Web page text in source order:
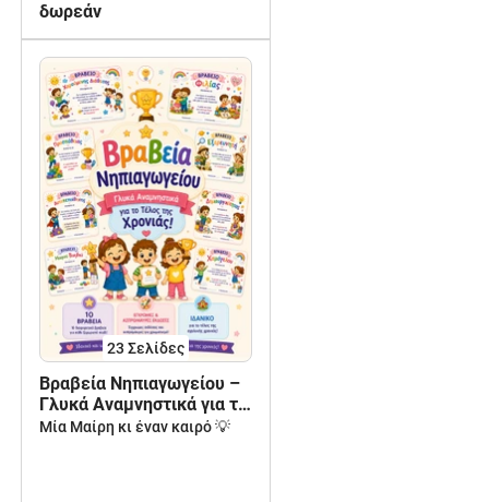
δωρεάν
23 Σελίδες
Βραβεία Νηπιαγωγείου –
Γλυκά Αναμνηστικά για το
Τέλος της Χρονιάς
Μία Μαίρη κι έναν καιρό 💡